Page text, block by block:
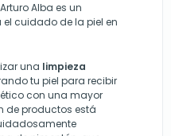
Alba es un
cuidado de la piel en
una limpieza
tu piel para recibir
con una mayor
de productos está